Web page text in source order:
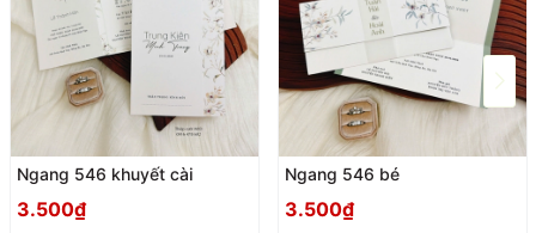
Ngang 546 khuyết cài
3.500₫
Ngang 546 bé
3.500₫